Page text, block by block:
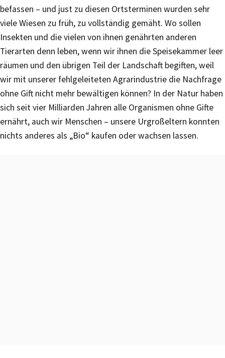
befassen – und just zu diesen Ortsterminen wurden sehr
viele Wiesen zu früh, zu vollständig gemäht. Wo sollen
Insekten und die vielen von ihnen genährten anderen
Tierarten denn leben, wenn wir ihnen die Speisekammer leer
räumen und den übrigen Teil der Landschaft begiften, weil
wir mit unserer fehlgeleiteten Agrarindustrie die Nachfrage
ohne Gift nicht mehr bewältigen können? In der Natur haben
sich seit vier Milliarden Jahren alle Organismen ohne Gifte
ernährt, auch wir Menschen – unsere Urgroßeltern konnten
nichts anderes als „Bio“ kaufen oder wachsen lassen.